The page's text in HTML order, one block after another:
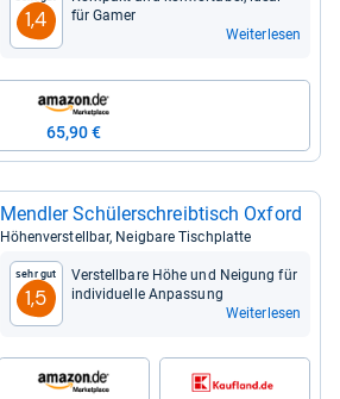
Luigi)
1,4
für Gamer
Weiterlesen
65,90 €
Mend­ler Schü­ler­schreib­tisch Oxford
Höhen­ver­stell­bar, Neig­bare Tisch­platte
Sehr gut
1,5
Ver­stell­bare Höhe und Nei­gung für
indi­vi­du­elle Anpas­sung
Weiterlesen